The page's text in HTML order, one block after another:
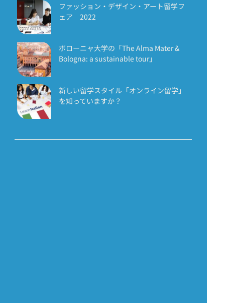
ファッション・デザイン・アート留学フ
ェア 2022
ボローニャ大学の「The Alma Mater &
Bologna: a sustainable tour」
新しい留学スタイル「オンライン留学」
を知っていますか？